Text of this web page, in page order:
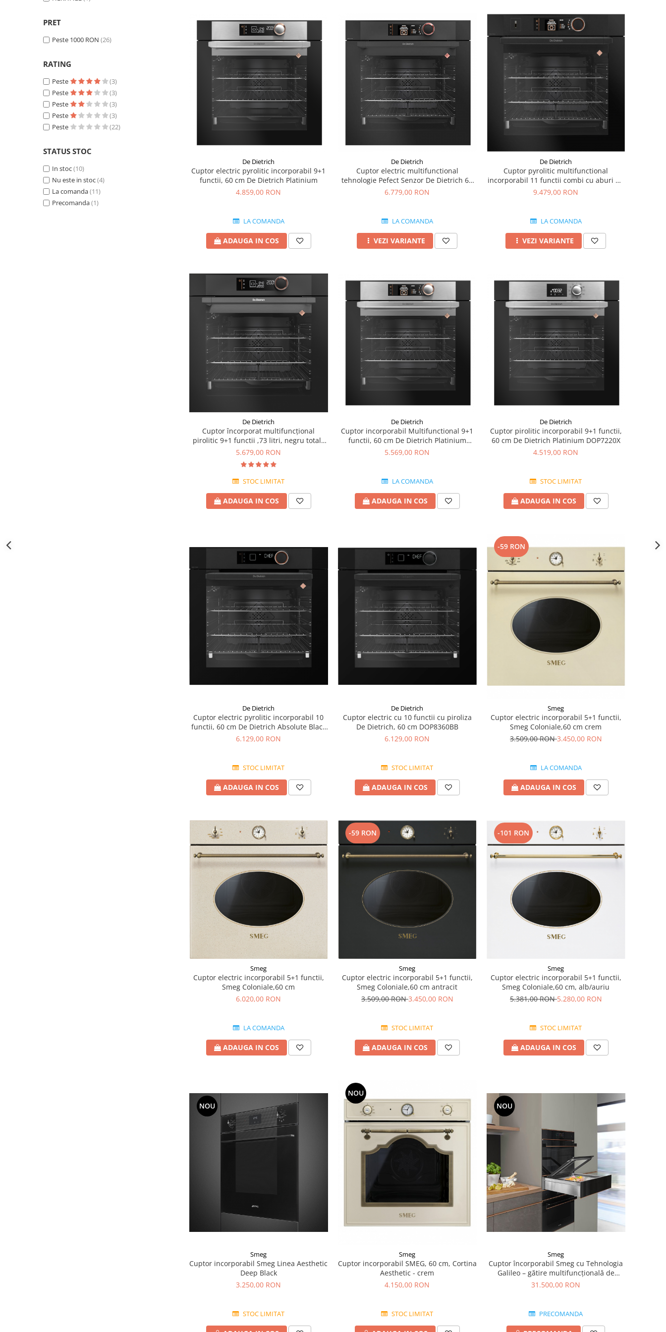
PRET
Peste 1000 RON (26)
RATING
Peste
(3)
Peste
(3)
Peste
(3)
Peste
(3)
Peste
(22)
STATUS STOC
In stoc(10)
Nu este in stoc(4)
La comanda(11)
Precomanda(1)
De Dietrich
Cuptor electric pyrolitic incorporabil 9+1
functii, 60 cm De Dietrich Platinium
4.859,00 RON
LA COMANDA
ADAUGA IN COS
De Dietrich
Cuptor electric multifunctional
tehnologie Pefect Senzor De Dietrich 60
cm pyrolitic
6.779,00 RON
LA COMANDA
VEZI VARIANTE
De Dietrich
Cuptor pyrolitic multifunctional
incorporabil 11 functii combi cu aburi De
Dietrich 60 cm
9.479,00 RON
LA COMANDA
VEZI VARIANTE
De Dietrich
Cuptor încorporat multifuncțional
pirolitic 9+1 functii ,73 litri, negru total–
De Dietrich
5.679,00 RON
STOC LIMITAT
ADAUGA IN COS
De Dietrich
Cuptor incorporabil Multifunctional 9+1
functii, 60 cm De Dietrich Platinium
DOE7560X
5.569,00 RON
LA COMANDA
ADAUGA IN COS
De Dietrich
Cuptor pirolitic incorporabil 9+1 functii,
60 cm De Dietrich Platinium DOP7220X
4.519,00 RON
STOC LIMITAT
ADAUGA IN COS
De Dietrich
Cuptor electric pyrolitic incorporabil 10
functii, 60 cm De Dietrich Absolute Black
DOP8360A
6.129,00 RON
STOC LIMITAT
ADAUGA IN COS
De Dietrich
Cuptor electric cu 10 functii cu piroliza
De Dietrich, 60 cm DOP8360BB
6.129,00 RON
STOC LIMITAT
ADAUGA IN COS
-59 RON
Smeg
Cuptor electric incorporabil 5+1 functii,
Smeg Coloniale,60 cm crem
3.509,00 RON3.450,00 RON
LA COMANDA
ADAUGA IN COS
Smeg
Cuptor electric incorporabil 5+1 functii,
Smeg Coloniale,60 cm
6.020,00 RON
LA COMANDA
ADAUGA IN COS
-59 RON
Smeg
Cuptor electric incorporabil 5+1 functii,
Smeg Coloniale,60 cm antracit
3.509,00 RON3.450,00 RON
STOC LIMITAT
ADAUGA IN COS
-101 RON
Smeg
Cuptor electric incorporabil 5+1 functii,
Smeg Coloniale,60 cm, alb/auriu
5.381,00 RON5.280,00 RON
STOC LIMITAT
ADAUGA IN COS
NOU
Smeg
Cuptor incorporabil Smeg Linea Aesthetic
Deep Black
3.250,00 RON
STOC LIMITAT
NOU
Smeg
Cuptor incorporabil SMEG, 60 cm, Cortina
Aesthetic - crem
4.150,00 RON
STOC LIMITAT
NOU
Smeg
Cuptor încorporabil Smeg cu Tehnologia
Galileo – gătire multifuncțională de
ultimă generație
31.500,00 RON
PRECOMANDA